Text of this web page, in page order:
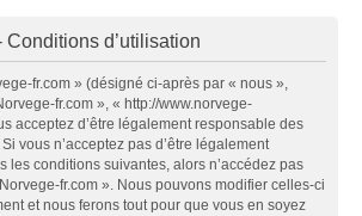
Conditions d’utilisation
fr.com » (désigné ci-après par « nous »,
fr.com », « http://www.norvege-
acceptez d’être légalement responsable des
vous n’acceptez pas d’être légalement
les conditions suivantes, alors n’accédez pas
fr.com ». Nous pouvons modifier celles-ci
et nous ferons tout pour que vous en soyez